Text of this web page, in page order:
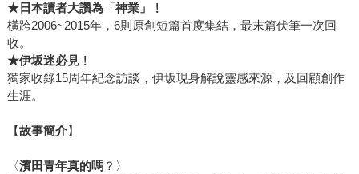
★日本讀者大讚為「神業」﹗
橫跨2006~2015年，6則原創短篇首度集結，最末篇伏筆一次回
收。
★伊坂迷必見﹗
獨家收錄15周年紀念訪談，伊坂現身解說靈感來源，及回顧創作
生涯。
【故事簡介】
〈濱田青年真的嗎？〉